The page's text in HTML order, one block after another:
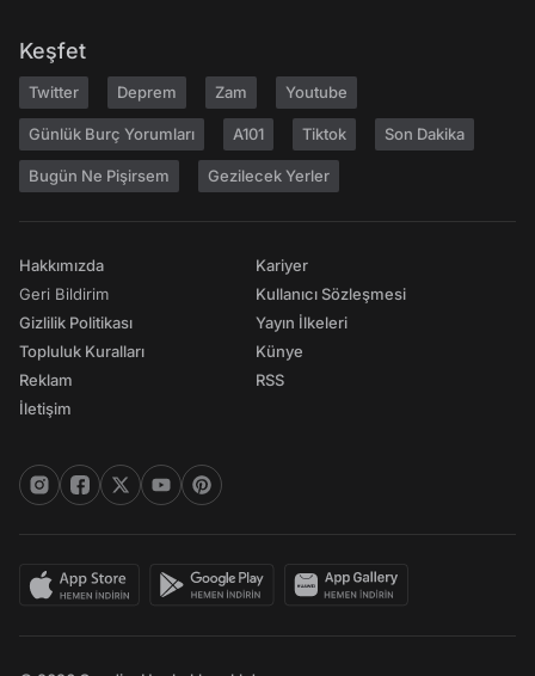
Keşfet
Twitter Deprem Zam Youtube
Günlük Burç Yorumları A101 Tiktok Son Dakika
Bugün Ne Pişirsem Gezilecek Yerler
Hakkımızda
Geri Bildirim
Gizlilik Politikası
Topluluk Kuralları
Reklam
İletişim
Kariyer
Kullanıcı Sözleşmesi
Yayın İlkeleri
Künye
RSS